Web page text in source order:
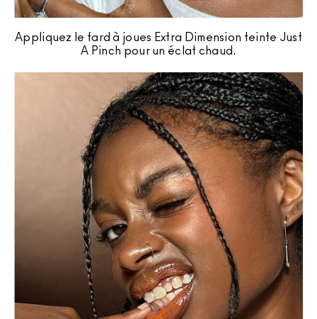
Appliquez le fard à joues Extra Dimension teinte Just
A Pinch pour un éclat chaud.